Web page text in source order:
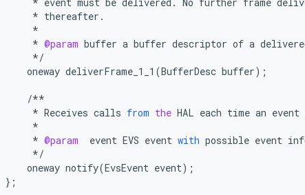
* thereafter .
*
* @param buffer a buffer descriptor of a
*/
oneway deliverFrame_1_1 (BufferDesc buffer);
/**
* Receives calls from the HAL each time an event
*
* @param event EVS event with possible event
*/
oneway notify(EvsEvent event);
};